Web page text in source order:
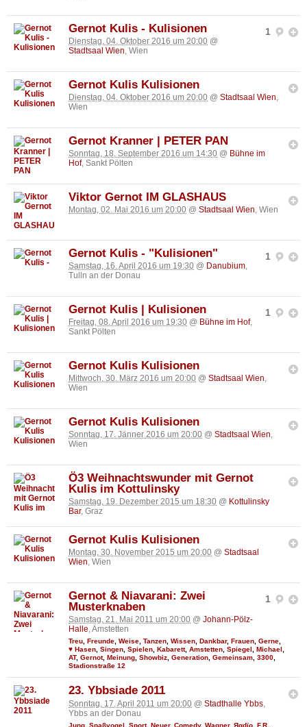
1
Gernot Kulis - Kulisionen
Dienstag, 04. Oktober 2016 um 20:00 @
Stadtsaal Wien, Wien
Gernot Kulis Kulisionen
Dienstag, 04. Oktober 2016 um 20:00 @ Stadtsaal Wien,
Wien
Gernot Kranner | PETER PAN
Sonntag, 18. September 2016 um 14:30 @ Bühne im
Hof, Sankt Pölten
Viktor Gernot IM GLASHAUS
Montag, 02. Mai 2016 um 20:00 @ Stadtsaal Wien, Wien
1
Gernot Kulis - "Kulisionen"
Samstag, 16. April 2016 um 19:30 @ Danubium,
Tulln an der Donau
1
Gernot Kulis | Kulisionen
Freitag, 08. April 2016 um 19:30 @ Bühne im Hof,
Sankt Pölten
Gernot Kulis Kulisionen
Mittwoch, 30. März 2016 um 20:00 @ Stadtsaal Wien,
Wien
Gernot Kulis Kulisionen
Sonntag, 17. Jänner 2016 um 20:00 @ Stadtsaal Wien,
Wien
Ö3 Weihnachtswunder mit Gernot
Kulis im Kottulinsky
Samstag, 19. Dezember 2015 um 18:30 @ Kottulinsky
Bar, Graz
Gernot Kulis Kulisionen
Montag, 30. November 2015 um 20:00 @ Stadtsaal
Wien, Wien
1
Gernot & Niavarani: Zwei
Musterknaben
Samstag, 21. Mai 2011 um 20:00 @ Johann-Pölz-
Halle, Amstetten
Treu, Freunde, Weise, Tanzen, Wissen, Dankbar, Frauen, Gerne,
♥ Hasen, Singen, Spielen, Kabarett, Amstetten, Spiegel, Michael,
AT, Gernot, Meinung, Showbiz, Generation, Gemeinsam, 3300,
Stadionstraße 12
23. Ybbsiade 2011
Sonntag, 17. April 2011 um 20:00 @ Stadthalle Ybbs
Ybbs an der Donau
Jung Spaßvogel Sport, Neuer, Comedy, Wagner, Яαdϊo F.R.